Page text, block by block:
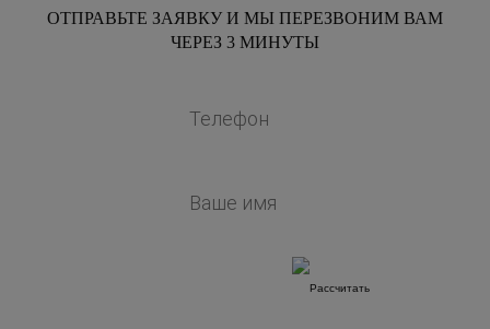
ОТПРАВЬТЕ ЗАЯВКУ И МЫ ПЕРЕЗВОНИМ ВАМ
ЧЕРЕЗ 3 МИНУТЫ